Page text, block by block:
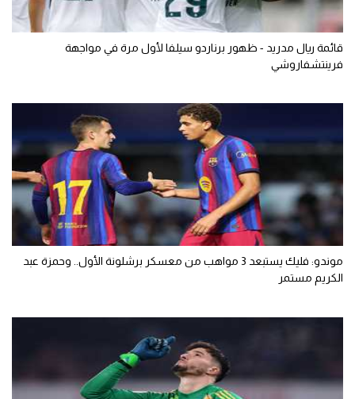
قائمة ريال مدريد - ظهور برناردو سيلفا لأول مرة في مواجهة
فرينتشفاروشي
موندو: فليك يستبعد 3 مواهب من معسكر برشلونة الأول.. وحمزة عبد
الكريم مستمر